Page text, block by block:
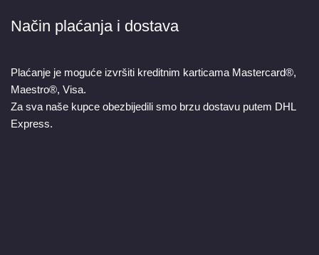
Način plaćanja i dostava
Plaćanje je moguće izvršiti kreditnim karticama Mastercard®,
Maestro®, Visa.
Za sva naše kupce obezbijedili smo brzu dostavu putem DHL
Express.